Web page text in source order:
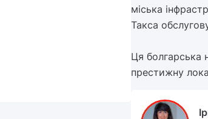
міська
Такса
Ця болгарська
престижну